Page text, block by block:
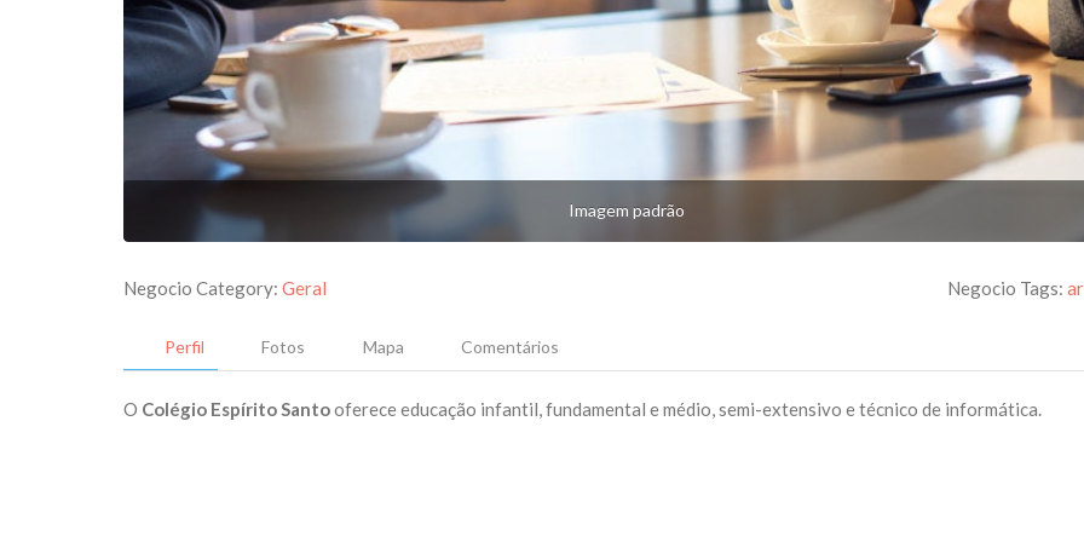
Imagem padrão
Negocio Category: Geral Negocio Tags:
Perfil Fotos Mapa Comentários
O Colégio Espírito Santooferece educação infantil, fundamental e médio, semi-extensivo e técnico de informática.